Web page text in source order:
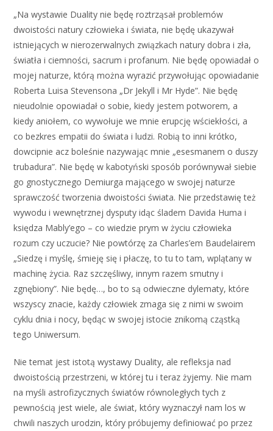
„Na wystawie Duality nie będę roztrząsał problemów
dwoistości natury człowieka i świata, nie będę ukazywał
istniejących w nierozerwalnych związkach natury dobra i zła,
światła i ciemności, sacrum i profanum. Nie będę opowiadał o
mojej naturze, którą można wyrazić przywołując opowiadanie
Roberta Luisa Stevensona „Dr Jekyll i Mr Hyde”. Nie będę
nieudolnie opowiadał o sobie, kiedy jestem potworem, a
kiedy aniołem, co wywołuje we mnie erupcję wściekłości, a
co bezkres empatii do świata i ludzi. Robią to inni krótko,
dowcipnie acz boleśnie nazywając mnie „esesmanem o duszy
trubadura”. Nie będę w kabotyński sposób porównywał siebie
go gnostycznego Demiurga mającego w swojej naturze
sprawczość tworzenia dwoistości świata. Nie przedstawię też
wywodu i wewnętrznej dysputy idąc śladem Davida Huma i
księdza Mably’ego – co wiedzie prym w życiu człowieka
rozum czy uczucie? Nie powtórzę za Charles’em Baudelairem
„Siedzę i myślę, śmieję się i płaczę, to tu to tam, wplątany w
machinę życia. Raz szczęśliwy, innym razem smutny i
zgnębiony”. Nie będę…, bo to są odwieczne dylematy, które
wszyscy znacie, każdy człowiek zmaga się z nimi w swoim
cyklu dnia i nocy, będąc w swojej istocie znikomą cząstką
tego Uniwersum.
Nie temat jest istotą wystawy Duality, ale refleksja nad
dwoistością przestrzeni, w której tu i teraz żyjemy. Nie mam
na myśli astrofizycznych światów równoległych tych z
pewnością jest wiele, ale świat, który wyznaczył nam los w
chwili naszych urodzin, który próbujemy definiować po przez